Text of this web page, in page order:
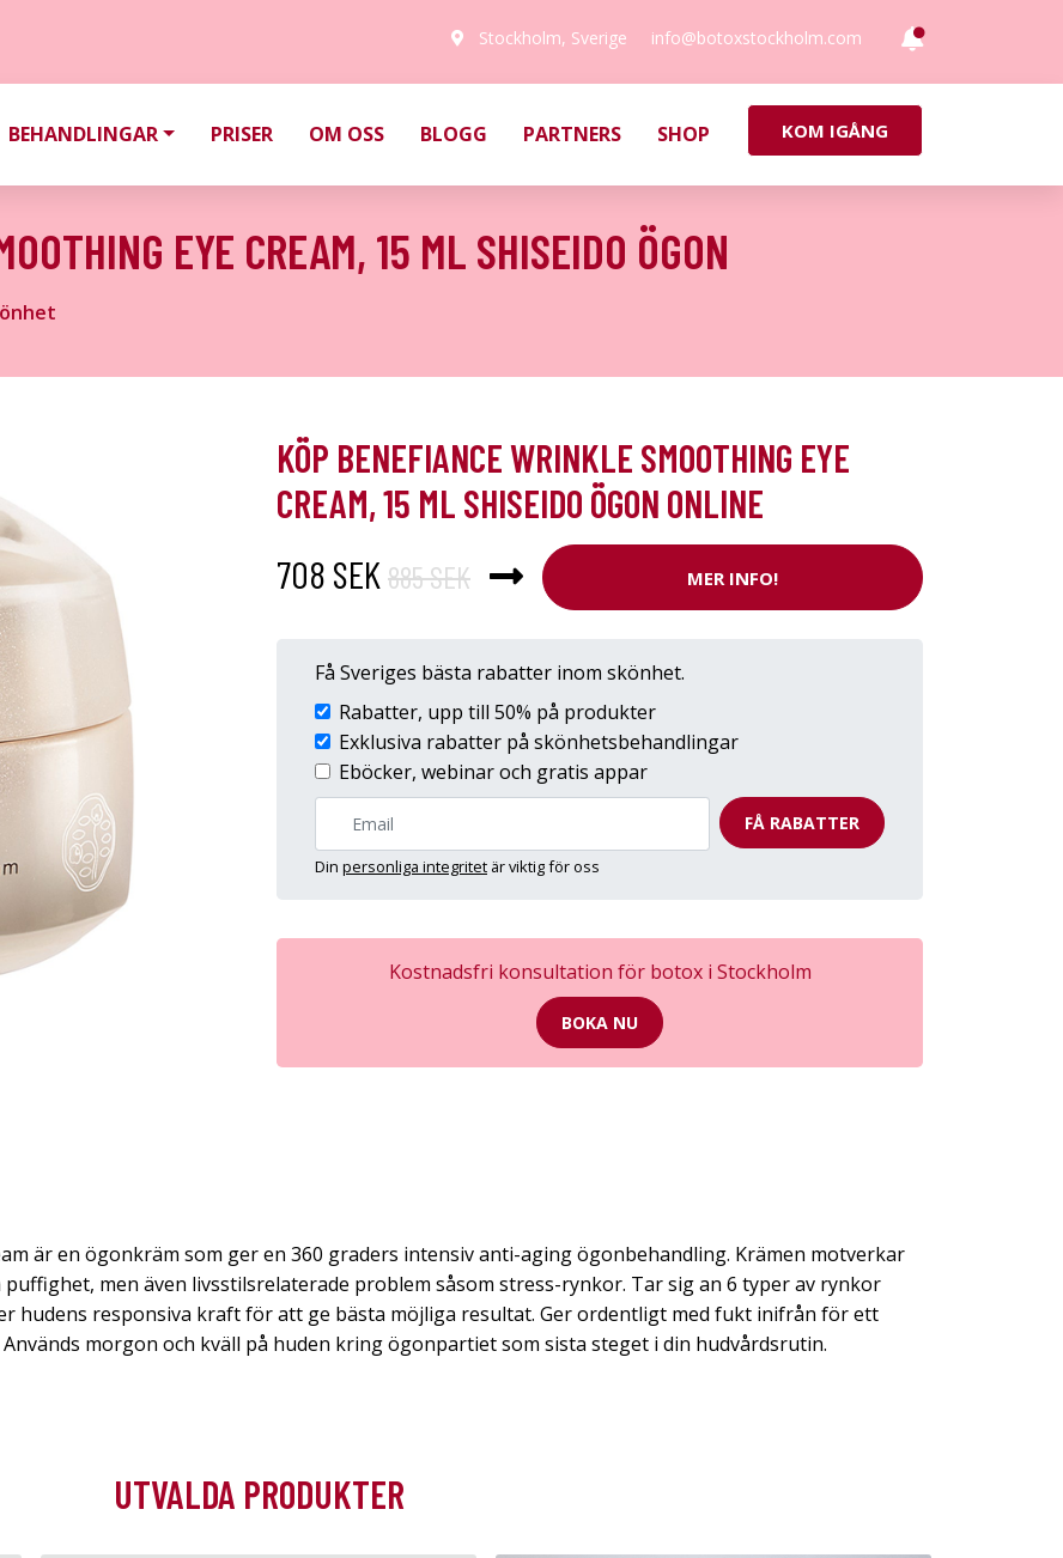
Stockholm, Sverige info@botoxstockholm.com
BEHANDLINGAR PRISER OM OSS BLOGG PARTNERS SHOP KOM IGÅNG
EYE CREAM, 15 ML SHISEIDO ÖGON
KÖP BENEFIANCE WRINKLE SMOOTHING EYE
CREAM, 15 ML SHISEIDO ÖGON ONLINE
708 SEK 885 SEK MER INFO!
Få Sveriges bästa rabatter inom skönhet.
Rabatter, upp till 50% på produkter
Exklusiva rabatter på skönhetsbehandlingar
Eböcker, webinar och gratis appar
FÅ RABATTER
Din personliga integritet är viktig för oss
Kostnadsfri konsultation för botox i Stockholm
BOKA NU
är en ögonkräm som ger en 360 graders intensiv anti-aging ögonbehandling. Krämen motverkar
men även livsstilsrelaterade problem såsom stress-rynkor. Tar sig an 6 typer av rynkor
hudens responsiva kraft för att ge bästa möjliga resultat. Ger ordentligt med fukt inifrån för ett
morgon och kväll på huden kring ögonpartiet som sista steget i din hudvårdsrutin.
UTVALDA PRODUKTER